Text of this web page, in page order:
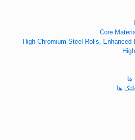
Core
High Chromium Steel Rolls, Enhanced
ها